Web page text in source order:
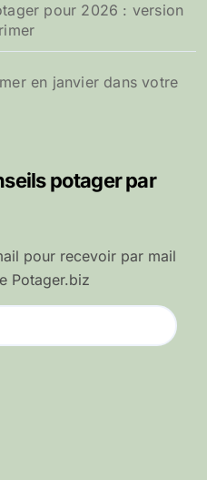
pour 2026 : version
en janvier dans votre
potager par
pour recevoir par mail
Potager.biz